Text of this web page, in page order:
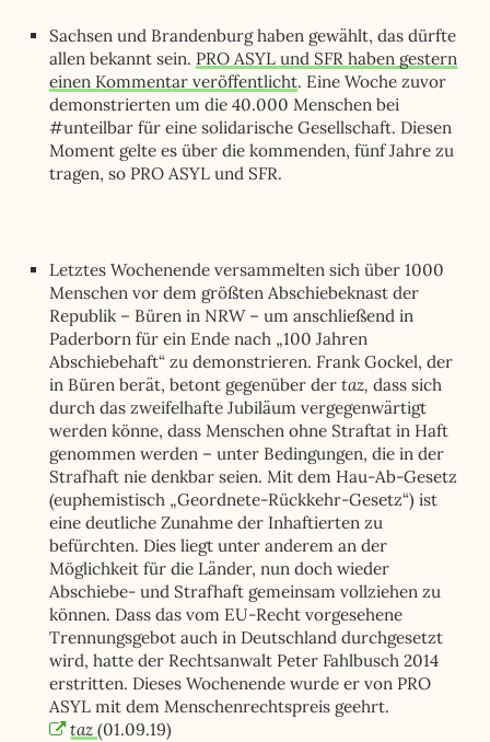
Sachsen und Brandenburg haben gewählt, das dürfte
allen bekannt sein. PRO ASYL und SFR haben gestern
einen Kommentar veröffentlicht. Eine Woche zuvor
demonstrierten um die 40.000 Menschen bei
#unteilbar für eine solidarische Gesellschaft. Diesen
Moment gelte es über die kommenden, fünf Jahre zu
tragen, so PRO ASYL und SFR.
Letztes Wochenende versammelten sich über 1000
Menschen vor dem größten Abschiebeknast der
Republik – Büren in NRW – um anschließend in
Paderborn für ein Ende nach „100 Jahren
Abschiebehaft“ zu demonstrieren. Frank Gockel, der
in Büren berät, betont gegenüber der taz, dass sich
durch das zweifelhafte Jubiläum vergegenwärtigt
werden könne, dass Menschen ohne Straftat in Haft
genommen werden – unter Bedingungen, die in der
Strafhaft nie denkbar seien. Mit dem Hau-Ab-Gesetz
(euphemistisch „Geordnete-Rückkehr-Gesetz“) ist
eine deutliche Zunahme der Inhaftierten zu
befürchten. Dies liegt unter anderem an der
Möglichkeit für die Länder, nun doch wieder
Abschiebe- und Strafhaft gemeinsam vollziehen zu
können. Dass das vom EU-Recht vorgesehene
Trennungsgebot auch in Deutschland durchgesetzt
wird, hatte der Rechtsanwalt Peter Fahlbusch 2014
erstritten. Dieses Wochenende wurde er von PRO
ASYL mit dem Menschenrechtspreis geehrt.
taz(01.09.19)